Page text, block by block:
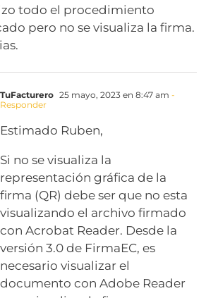
todo el procedimiento
pero no se visualiza la firma.
TuFacturero 25 mayo, 2023 en 8:47 am -
Responder
Estimado Ruben,
Si no se visualiza la
representación gráfica de la
firma (QR) debe ser que no esta
visualizando el archivo firmado
con Acrobat Reader. Desde la
versión 3.0 de FirmaEC, es
necesario visualizar el
documento con Adobe Reader